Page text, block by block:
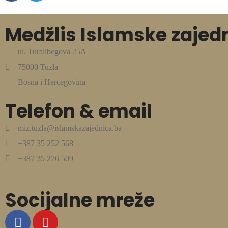
Medžlis Islamske
ul. Turalibegova 25A
75000 Tuzla
Bosna i Hercegovina
Telefon & email
miz.tuzla@islamskazajednica.ba
+387 35 252 568
+387 35 276 509
Socijalne mreže